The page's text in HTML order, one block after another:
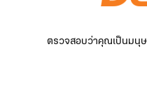
ตรวจสอบว่าคุณเป็นมนุษ